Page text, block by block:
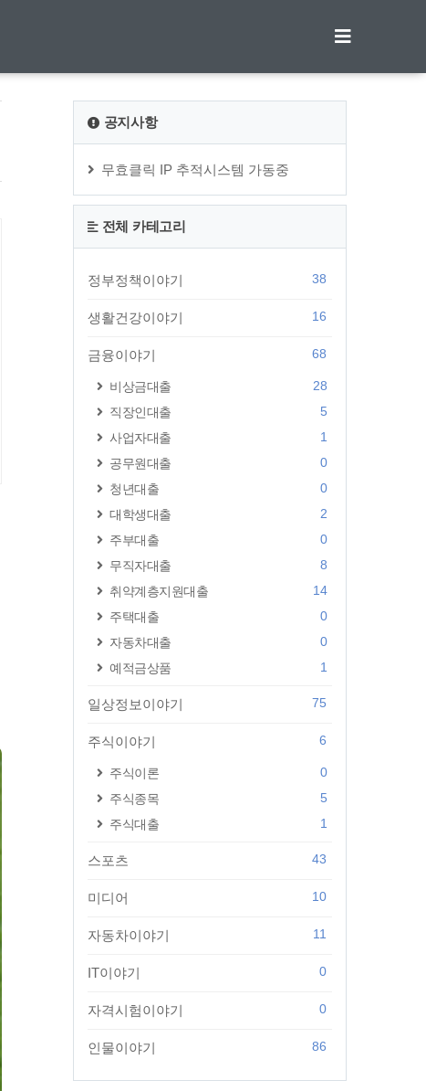
공지사항
무효클릭 IP 추적시스템 가동중
전체 카테고리
정부정책이야기 38
생활건강이야기 16
금융이야기 68
비상금대출
28
직장인대출
5
사업자대출
1
공무원대출
0
청년대출
0
대학생대출
2
주부대출
0
무직자대출
8
취약계층지원대출
14
주택대출
0
자동차대출
0
예적금상품
1
일상정보이야기 75
주식이야기 6
주식이론
0
주식종목
5
주식대출
1
스포츠 43
미디어 10
자동차이야기 11
IT이야기 0
자격시험이야기 0
인물이야기 86